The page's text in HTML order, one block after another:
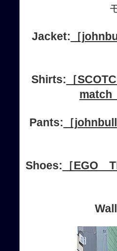
Jacket: ［
Shirts: ［
Pants: ［
Shoes: ［EGO